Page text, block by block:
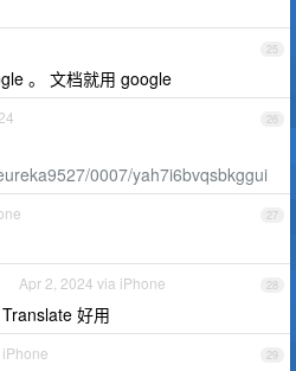
25
。 文档就用 google
26
0007/yah7i6bvqsbkggui
27
28
Apr 2, 2024 via iPhone
好用
29